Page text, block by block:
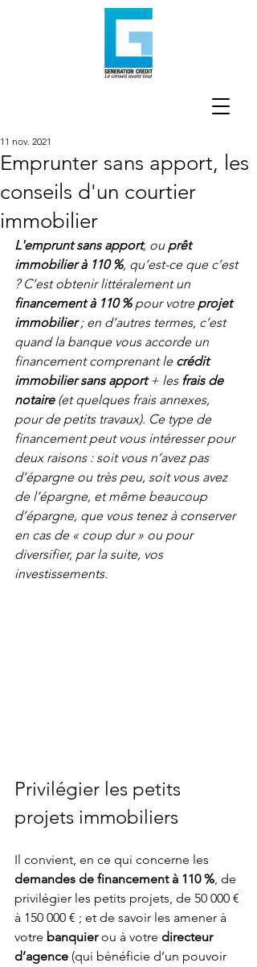
Emprunter sans apport, les
conseils d'un courtier
immobilier
11 nov. 2021
L'emprunt sans apport, ou prêt
immobilier à 110 %, qu’est-ce que c’est
? C’est obtenir littéralement un
financement à 110 % pour votre projet
immobilier ; en d’autres termes, c’est
quand la banque vous accorde un
financement comprenant le crédit
immobilier sans apport + les frais de
notaire (et quelques frais annexes,
pour de petits travaux). Ce type de
financement peut vous intéresser pour
deux raisons : soit vous n’avez pas
d’épargne ou très peu, soit vous avez
de l’épargne, et même beaucoup
d’épargne, que vous tenez à conserver
en cas de « coup dur » ou pour
diversifier, par la suite, vos
investissements.
Privilégier les petits
projets immobiliers
Il convient, en ce qui concerne les
demandes de financement à 110 %, de
privilégier les petits projets, de 50 000 €
à 150 000 € ; et de savoir les amener à
votre banquier ou à votre directeur
d’agence (qui bénéficie d’un pouvoir